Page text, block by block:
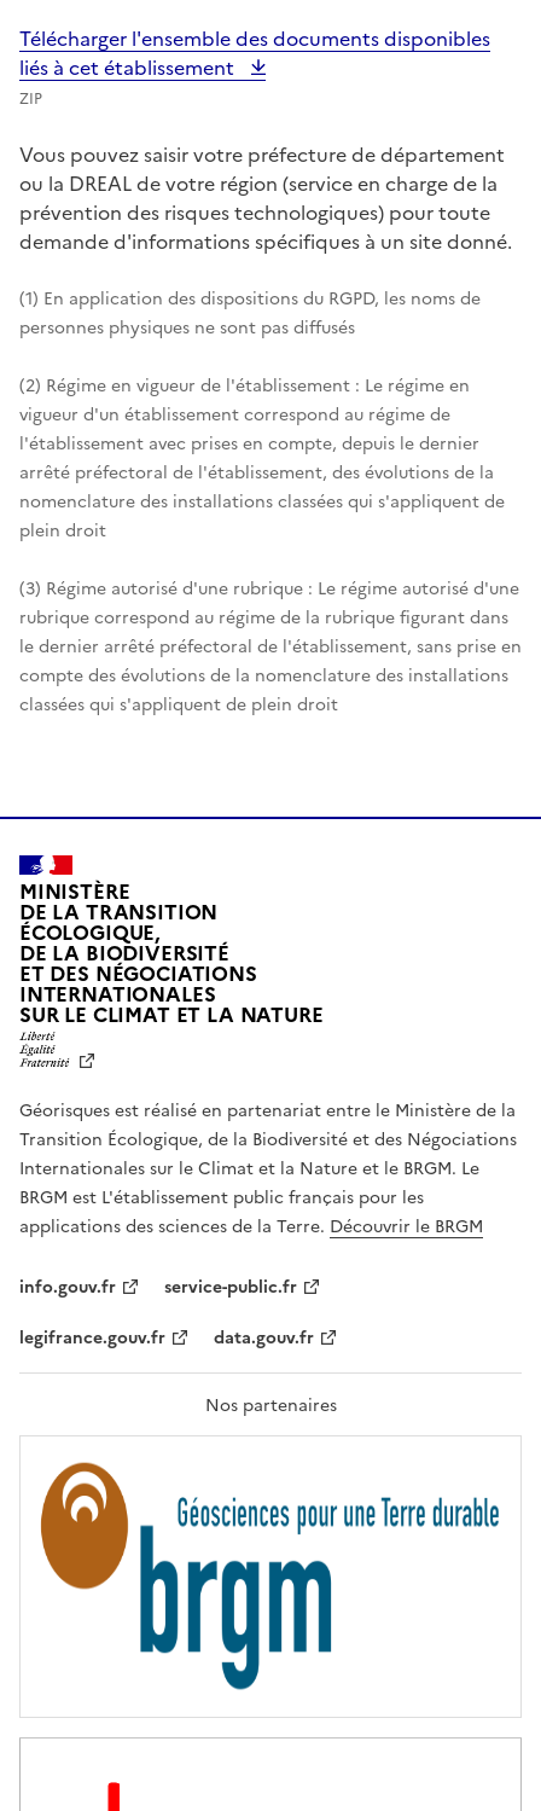
Télécharger l'ensemble des documents disponibles
liés à cet établissement
ZIP
Vous pouvez saisir votre préfecture de département
ou la DREAL de votre région (service en charge de la
prévention des risques technologiques) pour toute
demande d'informations spécifiques à un site donné.
(1) En application des dispositions du RGPD, les noms de
personnes physiques ne sont pas diffusés
(2) Régime en vigueur de l'établissement : Le régime en
vigueur d'un établissement correspond au régime de
l'établissement avec prises en compte, depuis le dernier
arrêté préfectoral de l'établissement, des évolutions de la
nomenclature des installations classées qui s'appliquent de
plein droit
(3) Régime autorisé d'une rubrique : Le régime autorisé d'une
rubrique correspond au régime de la rubrique figurant dans
le dernier arrêté préfectoral de l'établissement, sans prise en
compte des évolutions de la nomenclature des installations
classées qui s'appliquent de plein droit
MINISTÈRE
DE LA TRANSITION
ÉCOLOGIQUE,
DE LA BIODIVERSITÉ
ET DES NÉGOCIATIONS
INTERNATIONALES
SUR LE CLIMAT ET LA NATUREL
T
É
,
É
G
A
L
F
A
T
R
T
É
Géorisques est réalisé en partenariat entre le Ministère de la
Transition Écologique, de la Biodiversité et des Négociations
Internationales sur le Climat et la Nature et le BRGM. Le
BRGM est L'établissement public français pour les
applications des sciences de la Terre. Découvrir le BRGM
info.gouv.fr
service-public.fr
legifrance.gouv.fr
data.gouv.fr
Nos partenaires